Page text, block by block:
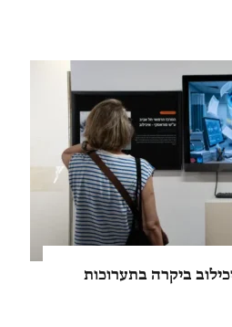
ביקרה בתערוכות